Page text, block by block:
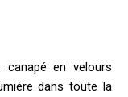
en velours
dans toute la